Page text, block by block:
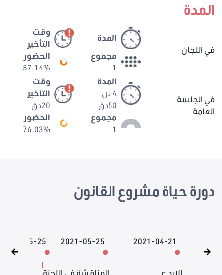
المدة
في اللجان
المدة
وقت
التأخير
مجموع
1
الحضور
57.14%
في الجلسة
العامة
المدة
4س
50دق
وقت
التأخير
20دق
مجموع
1
الحضور
76.03%
دورة حياة مشروع القانون
2021-04-21
الإيداع
2021-05-25
2021-05-25
المناقشة في اللجنة